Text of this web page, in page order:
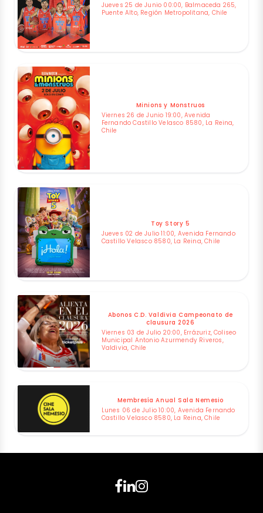
Jueves 25 de Junio 00:00, Balmaceda 265,
Puente Alto, Región Metropolitana, Chile
Minions y Monstruos
Viernes 26 de Junio 19:00, Avenida
Fernando Castillo Velasco 8580, La Reina,
Chile
Toy Story 5
Jueves 02 de Julio 11:00, Avenida Fernando
Castillo Velasco 8580, La Reina, Chile
Abonos C.D. Valdivia Campeonato de
clausura 2026
Viernes 03 de Julio 20:00, Errázuriz, Coliseo
Municipal Antonio Azurmendy Riveros,
Valdivia, Chile
Membresía Anual Sala Nemesio
Lunes 06 de Julio 10:00, Avenida Fernando
Castillo Velasco 8580, La Reina, Chile